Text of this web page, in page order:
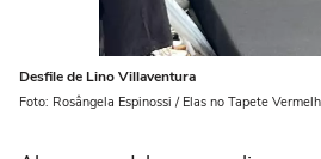
Desfile de Lino Villaventura
Foto: Rosângela Espinossi / Elas no Tapete